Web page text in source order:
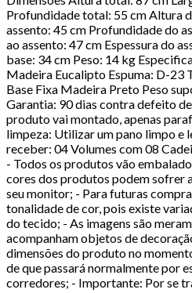
Profundidade total: 55 cm Altura
assento: 45 cm Profundidade do
ao assento: 47 cm Espessura do
base: 34 cm Peso: 14 kg
Madeira Eucalipto Espuma: D-23
Base Fixa Madeira Preto Peso
Garantia: 90 dias contra defeito
produto vai montado, apenas
limpeza: Utilizar um pano limpo e
receber: 04 Volumes com 08
- Todos os produtos vão
cores dos produtos podem sofrer
seu monitor; - Para futuras
tonalidade de cor, pois existe
do tecido; - As imagens são
acompanham objetos de
dimensões do produto no
de que passará normalmente por
corredores; - Importante: Por se